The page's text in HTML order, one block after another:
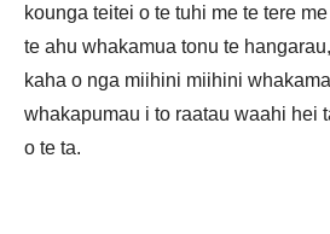
kounga teitei o te tuhi me te tere
te ahu whakamua tonu te
kaha o nga miihini miihini
whakapumau i to raatau waahi hei
o te ta.